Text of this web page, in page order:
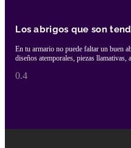
Los abrigos que son
En tu armario no puede faltar un buen
diseños atemporales, piezas llamativas,